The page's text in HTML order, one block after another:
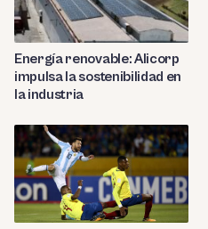
Energía renovable: Alicorp
impulsa la sostenibilidad en
la industria